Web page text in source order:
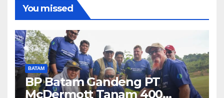
You missed
BATAM
BP Batam Gandeng PT
McDermott Tanam 400